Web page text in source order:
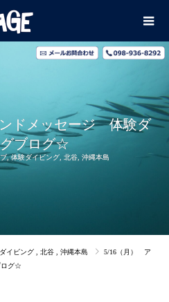
ドメッセージ 体験ダ
ブログ☆
,体験ダイビング 北谷 沖縄本島
イビング 北谷 沖縄本島
5/16（月） ア
ログ☆